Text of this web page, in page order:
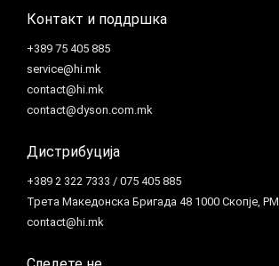
Контакт и поддршка
+389 75 405 885
service@hi.mk
contact@hi.mk
contact@dyson.com.mk
Дистрибуција
+389 2 322 7333 / 075 405 885
Трета Македонска Бригада 48 1000 Скопје, РМ
contact@hi.mk